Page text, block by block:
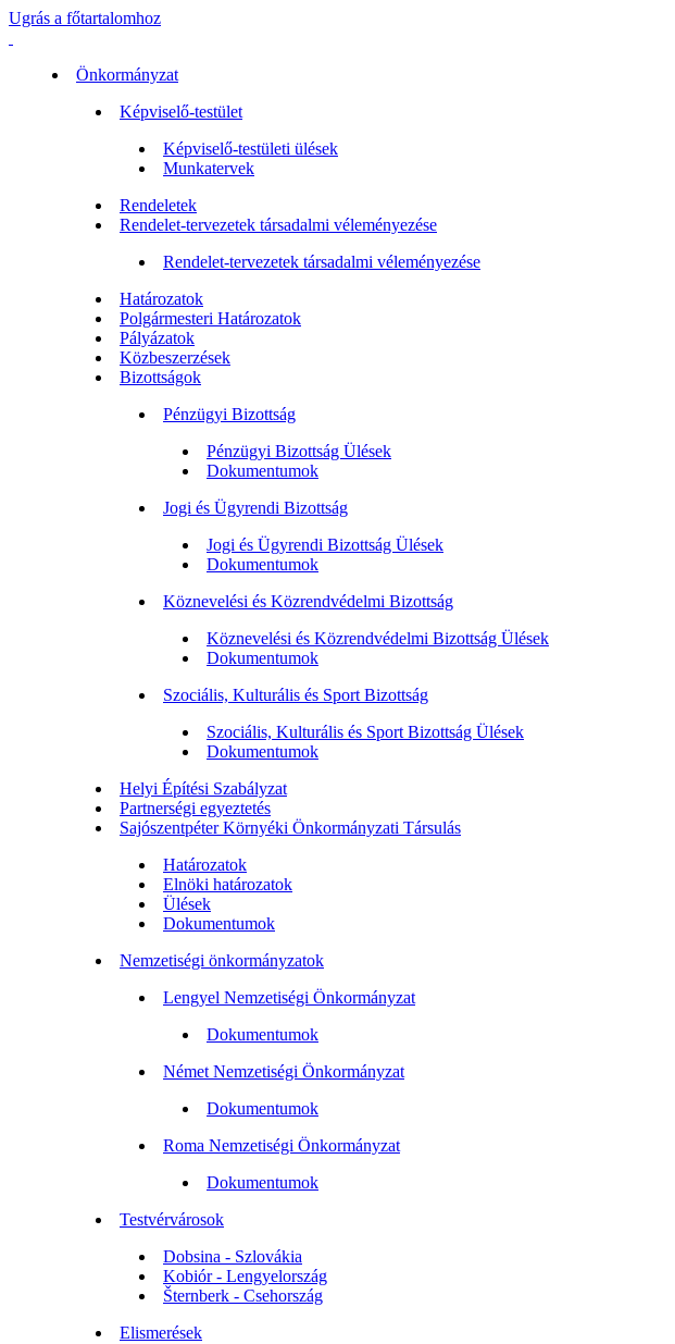
Ugrás a főtartalomhoz
Önkormányzat
Képviselő-testület
Képviselő-testületi ülések
Munkatervek
Rendeletek
Rendelet-tervezetek társadalmi véleményezése
Rendelet-tervezetek társadalmi véleményezése
Határozatok
Polgármesteri Határozatok
Pályázatok
Közbeszerzések
Bizottságok
Pénzügyi Bizottság
Pénzügyi Bizottság Ülések
Dokumentumok
Jogi és Ügyrendi Bizottság
Jogi és Ügyrendi Bizottság Ülések
Dokumentumok
Köznevelési és Közrendvédelmi Bizottság
Köznevelési és Közrendvédelmi Bizottság Ülések
Dokumentumok
Szociális, Kulturális és Sport Bizottság
Szociális, Kulturális és Sport Bizottság Ülések
Dokumentumok
Helyi Építési Szabályzat
Partnerségi egyeztetés
Sajószentpéter Környéki Önkormányzati Társulás
Határozatok
Elnöki határozatok
Ülések
Dokumentumok
Nemzetiségi önkormányzatok
Lengyel Nemzetiségi Önkormányzat
Dokumentumok
Német Nemzetiségi Önkormányzat
Dokumentumok
Roma Nemzetiségi Önkormányzat
Dokumentumok
Testvérvárosok
Dobsina - Szlovákia
Kobiór - Lengyelország
Šternberk - Csehország
Elismerések